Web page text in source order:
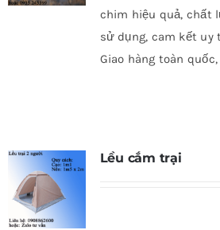
chim hiệu quả, chất
sử dụng, cam kết uy
Giao hàng toàn
Lều cắm trại